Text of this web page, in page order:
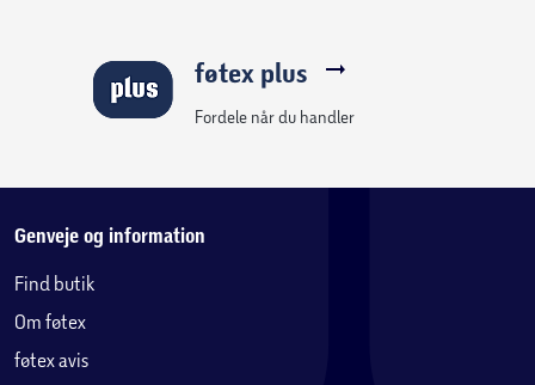
føtex plus
Fordele når du handler
Genveje og information
Find butik
Om føtex
føtex avis